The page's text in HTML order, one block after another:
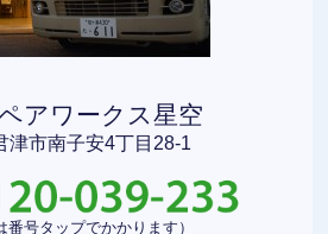
アワークス星空
津市南子安4丁目28-1
番号タップでかかります）